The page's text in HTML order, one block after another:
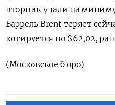
вторник упали на
Баррель Brent теряет
котируется по $62,02,
(Московское бюро)